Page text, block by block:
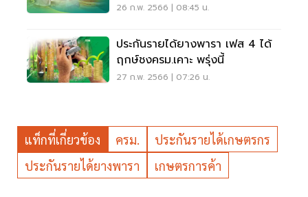
26 ก.พ. 2566 | 08:45 น.
ประกันรายได้ยางพารา เฟส 4 ได้
ฤกษ์ชงครม.เคาะ พรุ่งนี้
27 ก.พ. 2566 | 07:26 น.
แท็กที่เกี่ยวข้อง ครม.
ประกันรายได้เกษตรกร
ประกันรายได้ยางพารา
เกษตรการค้า